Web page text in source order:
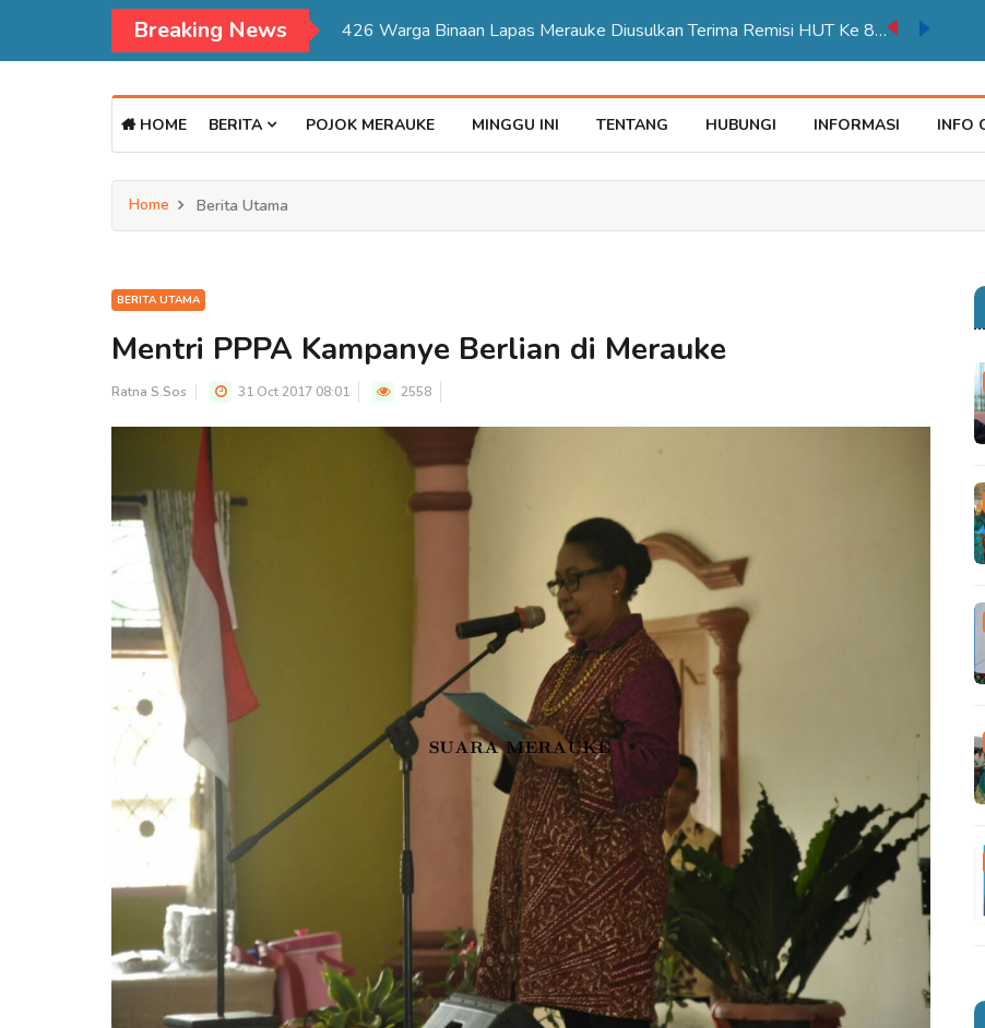
Breaking News Kadisdukcapil Merauke Tegaskan Pelayana KTP Sesuai SOP
HOME BERITA POJOK MERAUKE MINGGU INI TENTANG HUBUNGI INFORMASI INFO
Home Berita Utama
BERITA UTAMA
Mentri PPPA Kampanye Berlian di Merauke
Ratna S.Sos 31 Oct 2017 08:01 2558